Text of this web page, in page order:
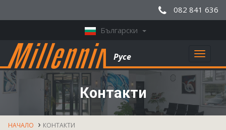
082 841 636
Български
Toggle
Русе
Контакти
НАЧАЛО КОНТАКТИ